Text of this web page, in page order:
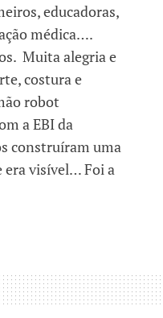
educadoras,
médica….
Muita alegria e
costura e
robot
a EBI da
construíram uma
era visível… Foi a